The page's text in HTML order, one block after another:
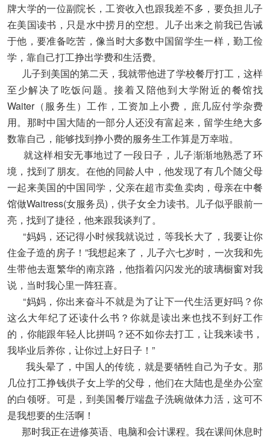
牌大学的一位副院长，工资收入也跟我差不多，要负担儿子
在美国读书，只是水中捞月的空想。儿子出来之前我已告诫
于他，要准备吃苦，像当时大多数中国留学生一样，勤工俭
学，靠自己打工挣出学费和生活费。
儿子到美国的第二天，我就带他进了学校餐厅打工，这样
至少解决了吃饭问题。接着又陪他到大学附近的餐馆找
Waiter（服务生）工作，工资加上小费，庶几应付学杂费
用。那时中国大陆的一部分人还没有富起来，留学生绝大多
数靠自己，能够找到挣小费的服务生工作算是万幸啦。
就这样相安无事地过了一段日子，儿子渐渐地熟悉了环
境，找到了朋友。在他的同龄人中，他发现了有几个随父母
一起来美国的中国同学，父亲在超市卖鱼卖肉，母亲在中餐
馆做Waitress(女服务员)，供子女全力读书。儿子似乎眼前一
亮，找到了捷径，他来跟我谈判了。
“妈妈，还记得小时候我就说过，等我长大了，我要让你
住金子造的房子！”我想起来了，儿子六七岁时，一次我和先
生带他去逛繁华的南京路，他指着闪闪发光的玻璃橱窗对我
说，当时我心里一阵狂喜。
“妈妈，你出来奋斗不就是为了让下一代生活更好吗？你
这么大年纪了还读什么书？你就是读出来也找不到好工作
的，你能跟年轻人比拼吗？还不如你去打工，让我来读书，
我毕业后养你，让你过上好日子！”
我头晕了，中国人的传统，就是要牺牲自己为子女。那
几位打工挣钱供子女上学的父母，他们在大陆也是坐办公室
的白领呀。可是，到美国餐厅端盘子洗碗做体力活，这可不
是我想要的生活啊！
那时我正在进修英语、电脑和会计课程。我在课间休息时